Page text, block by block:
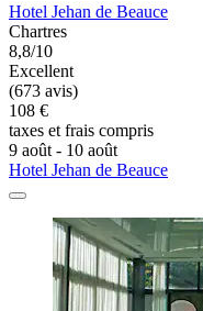
Hotel Jehan de Beauce
Chartres
8,8/10
Excellent
(673 avis)
108 €
taxes et frais compris
9 août - 10 août
Hotel Jehan de Beauce